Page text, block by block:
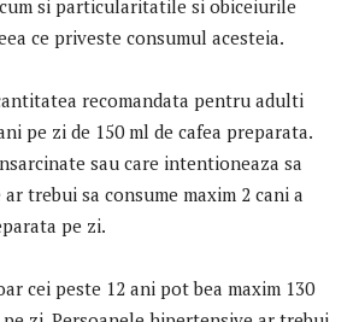
si particularitatile si obiceiurile
ce priveste consumul acesteia.
recomandata pentru adulti
pe zi de 150 ml de cafea preparata.
sau care intentioneaza sa
trebui sa consume maxim 2 cani a
pe zi.
cei peste 12 ani pot bea maxim 130